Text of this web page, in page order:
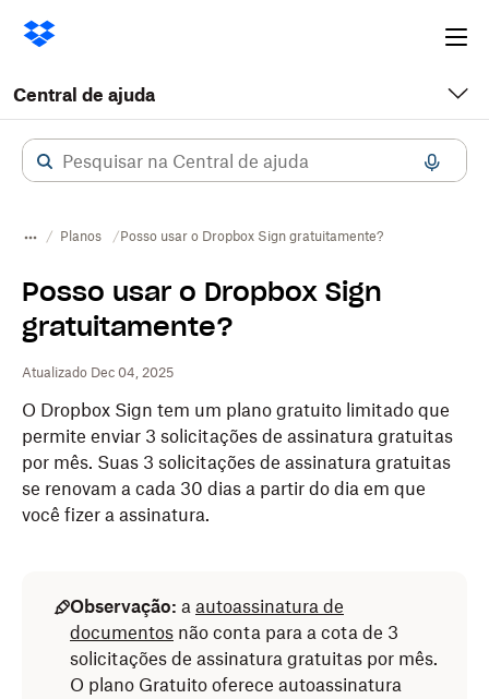
Central de ajuda
Planos Posso usar o Dropbox Sign gratuitamente?
Posso usar o Dropbox Sign
gratuitamente?
Atualizado Dec 04, 2025
O Dropbox Sign tem um plano gratuito limitado que
permite enviar 3 solicitações de assinatura gratuitas
por mês. Suas 3 solicitações de assinatura gratuitas
se renovam a cada 30 dias a partir do dia em que
você fizer a assinatura.
Observação: a autoassinatura de
documentos não conta para a cota de 3
solicitações de assinatura gratuitas por mês.
O plano Gratuito oferece autoassinatura